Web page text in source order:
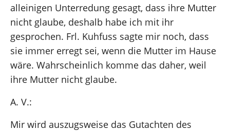
alleinigen Unterredung gesagt, dass ihre Mutter
nicht glaube, deshalb habe ich mit ihr
gesprochen. Frl. Kuhfuss sagte mir noch, dass
sie immer erregt sei, wenn die Mutter im Hause
wäre. Wahrscheinlich komme das daher, weil
ihre Mutter nicht glaube.
A. V.:
Mir wird auszugsweise das Gutachten des